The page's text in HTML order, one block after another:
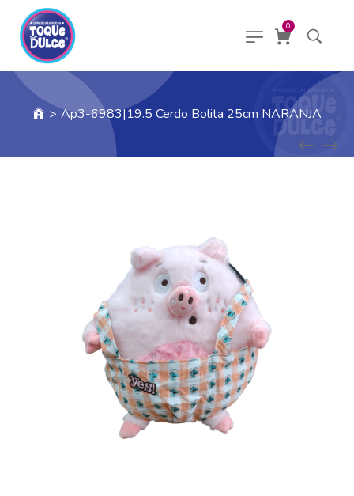
0
> Ap3-6983|19.5 Cerdo Bolita 25cm NARANJA